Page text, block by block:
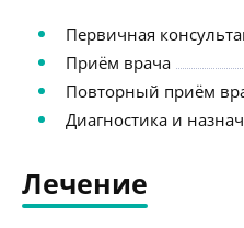
Первичная
Приём врача
Повторный приём
Диагностика и
Лечение